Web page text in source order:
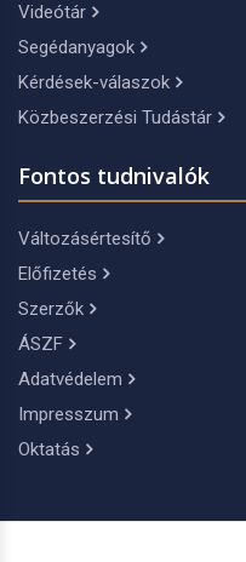
Videótár
Segédanyagok
Kérdések-válaszok
Közbeszerzési Tudástár
Fontos tudnivalók
Változásértesítő
Előfizetés
Szerzők
ÁSZF
Adatvédelem
Impresszum
Oktatás